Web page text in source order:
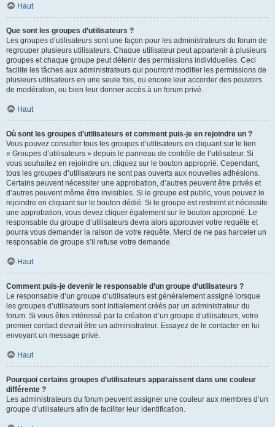
Haut
Que sont les groupes d’utilisateurs ?
Les groupes d’utilisateurs sont une façon pour les administrateurs du forum de
regrouper plusieurs utilisateurs. Chaque utilisateur peut appartenir à plusieurs
groupes et chaque groupe peut détenir des permissions individuelles. Ceci
facilite les tâches aux administrateurs qui pourront modifier les permissions de
plusieurs utilisateurs en une seule fois, ou encore leur accorder des pouvoirs
de modération, ou bien leur donner accès à un forum privé.
Haut
Où sont les groupes d’utilisateurs et comment puis-je en rejoindre un ?
Vous pouvez consulter tous les groupes d’utilisateurs en cliquant sur le lien
« Groupes d’utilisateurs » depuis le panneau de contrôle de l’utilisateur. Si
vous souhaitez en rejoindre un, cliquez sur le bouton approprié. Cependant,
tous les groupes d’utilisateurs ne sont pas ouverts aux nouvelles adhésions.
Certains peuvent nécessiter une approbation, d’autres peuvent être privés et
d’autres peuvent même être invisibles. Si le groupe est public, vous pouvez le
rejoindre en cliquant sur le bouton dédié. Si le groupe est restreint et nécessite
une approbation, vous devez cliquer également sur le bouton approprié. Le
responsable du groupe d’utilisateurs devra alors approuver votre requête et
pourra vous demander la raison de votre requête. Merci de ne pas harceler un
responsable de groupe s’il refuse votre demande.
Haut
Comment puis-je devenir le responsable d’un groupe d’utilisateurs ?
Le responsable d’un groupe d’utilisateurs est généralement assigné lorsque
les groupes d’utilisateurs sont initialement créés par un administrateur du
forum. Si vous êtes intéressé par la création d’un groupe d’utilisateurs, votre
premier contact devrait être un administrateur. Essayez de le contacter en lui
envoyant un message privé.
Haut
Pourquoi certains groupes d’utilisateurs apparaissent dans une couleur
différente ?
Les administrateurs du forum peuvent assigner une couleur aux membres d’un
groupe d’utilisateurs afin de faciliter leur identification.